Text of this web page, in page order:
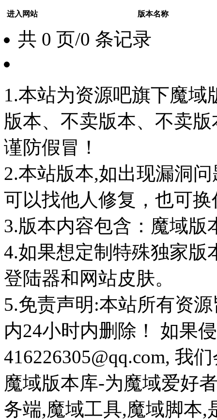
进入网站 版本名称
共 0 页/0 条记录
1.本站为资源吧旗下魔
版本、不卖版本、不卖版
谨防假冒！
2.本站版本,如出现漏洞
可以找他人修复，也可
3.版本内容包含：魔域版
4.如果想定制特殊独家
登陆器和网站皮肤。
5.免责声明:本站所有资
内24小时内删除！ 如果
416226305@qq.com, 我
魔域版本库-为魔域爱好
务端,魔域工具,魔域脚本